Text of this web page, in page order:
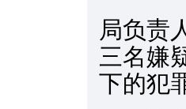
局负责
三名嫌
下的犯